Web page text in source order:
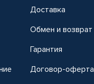
Доставка
Обмен и возврат
Гарантия
Договор-оферта